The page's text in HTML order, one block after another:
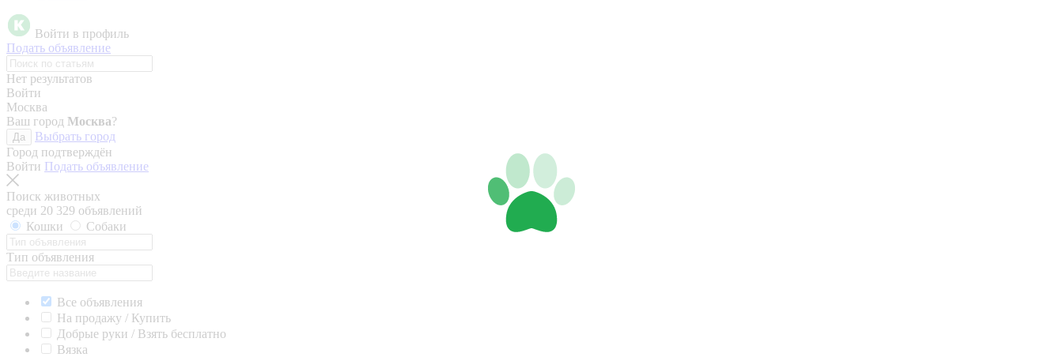
Войти в профиль
Подать объявление
Нет результатов
Войти
Москва
Ваш город Москва?
Да
Выбрать город
Город подтверждён
Войти Подать объявление
Поиск животных
среди 20 329 объявлений
Кошки
Собаки
Тип объявления
Все объявления
На продажу / Купить
Добрые руки / Взять бесплатно
Вязка